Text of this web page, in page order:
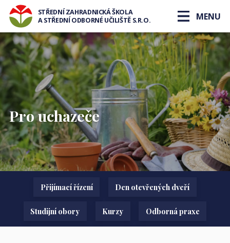
STŘEDNÍ ZAHRADNICKÁ ŠKOLA
A STŘEDNÍ ODBORNÉ UČILIŠTĚ S.R.O.
MENU
Pro uchazeče
Přijímací řízení Den otevřených dveří
Studijní obory Kurzy Odborná praxe